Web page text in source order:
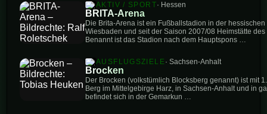
AKTIV / SPORT· Hessen
BRITA-Arena
Die Brita-Arena ist ein Fußballstadion in der
Wiesbaden und seit der Saison 2007/08 Heimstätte
Benannt ist das Stadion nach dem Hauptspons …
AUSFLUGSZIELE · Sachsen-Anhalt
Brocken
Der Brocken (volkstümlich Blocksberg genannt) ist mit
Berg im Mittelgebirge Harz, in Sachsen-Anhalt und in
befindet sich in der Gemarkun …